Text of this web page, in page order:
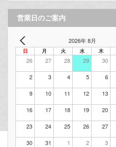
営業日のご案内
2026年 8月
日 月 火 水 木
26 27 28 29 30
2 3 4 5 6
9 10 11 12 13
16 17 18 19 20
23 24 25 26 27
30 31 1 2 3